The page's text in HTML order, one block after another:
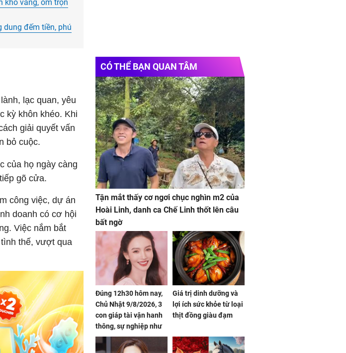
kho vàng, ôm trọn
đếm tiền, phú
lạc quan, yêu
kỳ khôn khéo. Khi
giải quyết vấn
bỏ cuộc.
của họ ngày càng
gõ cửa.
công việc, dự án
doanh có cơ hội
Việc nắm bắt
thế, vượt qua
CÓ THỂ BẠN QUAN TÂM
Tận mắt thấy cơ ngơi chục nghìn m2 của
Hoài Linh, danh ca Chế Linh thốt lên câu
bất ngờ
Đúng 12h30 hôm nay,
Chủ Nhật 9/8/2026, 3
con giáp tài vận hanh
thông, sự nghiệp như
'cá chép hóa Rồng', vét
cạn lộc lá trong thiên
Giá trị dinh dưỡng và
lợi ích sức khỏe từ loại
thịt đồng giàu đạm